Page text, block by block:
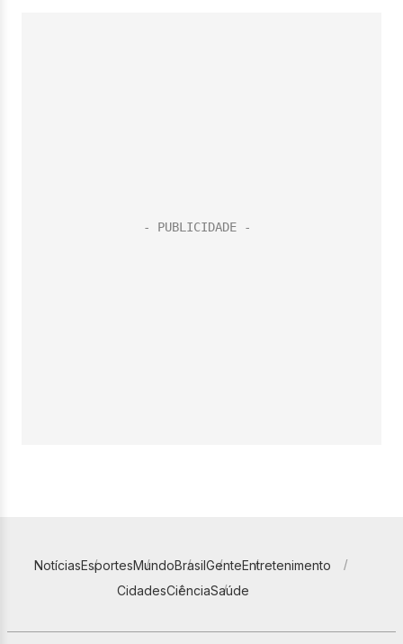
NotíciasEsportesMundoBrasilGenteEntretenimento
CidadesCiênciaSaúde